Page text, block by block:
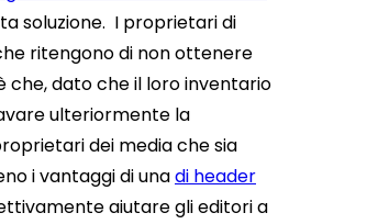
soluzione. I proprietari di
ritengono di non ottenere
dato che il loro inventario
ulteriormente la
dei media che sia
i vantaggi di unadi header
aiutare gli editori a